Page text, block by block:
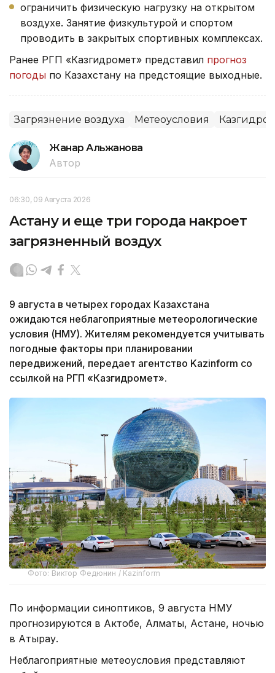
ограничить физическую нагрузку на открытом
воздухе. Занятие физкультурой и спортом
проводить в закрытых спортивных комплексах.
Ранее РГП «Казгидромет» представил прогноз
погоды по Казахстану на предстоящие выходные.
Загрязнение воздуха Метеоусловия
Жанар Альжанова
Автор
06:30, 09 Августа 2026
Астану и еще три города накроет
загрязненный воздух
9 августа в четырех городах Казахстана
ожидаются неблагоприятные метеорологические
условия (НМУ). Жителям рекомендуется учитывать
погодные факторы при планировании
передвижений, передает агентство Kazinform со
ссылкой на РГП «Казгидромет».
Фото: Виктор Федюнин / Kazinform
По информации синоптиков, 9 августа НМУ
прогнозируются в Актобе, Алматы, Астане, ночью
в Атырау.
Неблагоприятные метеоусловия представляют